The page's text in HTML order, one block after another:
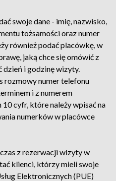
swoje dane - imię, nazwisko,
tożsamości oraz numer
również podać placówkę, w
jaką chce się omówić z
dzień i godzinę wizyty.
rozmowy numer telefonu
i z numerem
cyfr, które należy wpisać na
numerków w placówce
z rezerwacji wizyty w
klienci, którzy mieli swoje
Elektronicznych (PUE)